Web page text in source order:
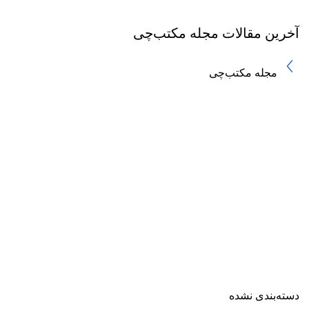
آخرین مقالات مجله مکتب‌چی
مجله مکتب‌چی
دسته‌بندی نشده